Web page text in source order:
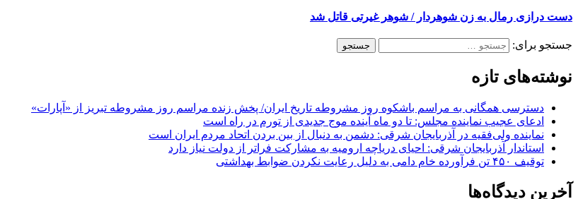
دست درازی رمال به زن شوهردار / شوهر غیرتی قاتل شد
جستجو برای:
نوشته‌های تازه
دسترسی همگانی به مراسم باشکوه روز مشروطه تاریخ ایران/ پخش زنده مراسم روز مشروطه تبریز از «آپارات»
ادعای عجیب نماینده مجلس: تا دو ماه آینده موج جدیدی از تورم در راه است
نماینده ولی‌فقیه در آذربایجان شرقی: دشمن به دنبال از بین بردن اتحاد مردم ایران است
استاندار آذربایجان شرقی: احیای دریاچه ارومیه به مشارکت فراتر از دولت نیاز دارد
توقیف ۴۵۰ تن فرآورده خام دامی به دلیل رعایت نکردن ضوابط بهداشتی
آخرین دیدگاه‌ها